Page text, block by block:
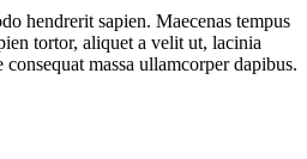
hendrerit sapien. Maecenas tempus
tortor, aliquet a velit ut, lacinia
massa ullamcorper dapibus.